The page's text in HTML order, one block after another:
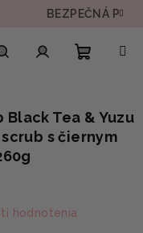
BEZPEČNÁ PLATBA
košík
Black Tea & Yuzu
s čiernym
hodnotenia